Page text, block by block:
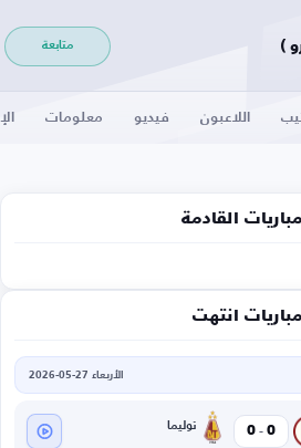
متابعة
اللاعبون فيديو معلومات
القادمة
مباريات انتهت
الأربعاء 27-05-2026
0
-
0 توليما